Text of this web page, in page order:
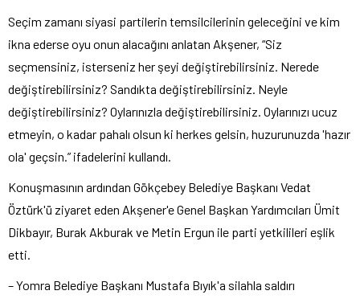
Seçim zamanı siyasi partilerin temsilcilerinin geleceğini ve kim
ikna ederse oyu onun alacağını anlatan Akşener, “Siz
seçmensiniz, isterseniz her şeyi değiştirebilirsiniz. Nerede
değiştirebilirsiniz? Sandıkta değiştirebilirsiniz. Neyle
değiştirebilirsiniz? Oylarınızla değiştirebilirsiniz. Oylarınızı ucuz
etmeyin, o kadar pahalı olsun ki herkes gelsin, huzurunuzda 'hazır
ola' geçsin.” ifadelerini kullandı.
Konuşmasının ardından Gökçebey Belediye Başkanı Vedat
Öztürk'ü ziyaret eden Akşener'e Genel Başkan Yardımcıları Ümit
Dikbayır, Burak Akburak ve Metin Ergun ile parti yetkilileri eşlik
etti.
– Yomra Belediye Başkanı Mustafa Bıyık'a silahla saldırı